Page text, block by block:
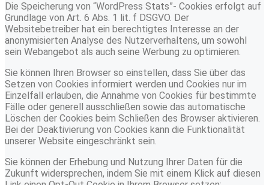
Die Speicherung von “WordPress Stats”- Cookies erfolgt auf
Grundlage von Art. 6 Abs. 1 lit. f DSGVO. Der
Websitebetreiber hat ein berechtigtes Interesse an der
anonymisierten Analyse des Nutzerverhaltens, um sowohl
sein Webangebot als auch seine Werbung zu optimieren.
Sie können Ihren Browser so einstellen, dass Sie über das
Setzen von Cookies informiert werden und Cookies nur im
Einzelfall erlauben, die Annahme von Cookies für bestimmte
Fälle oder generell ausschließen sowie das automatische
Löschen der Cookies beim Schließen des Browser aktivieren.
Bei der Deaktivierung von Cookies kann die Funktionalität
unserer Website eingeschränkt sein.
Sie können der Erhebung und Nutzung Ihrer Daten für die
Zukunft widersprechen, indem Sie mit einem Klick auf diesen